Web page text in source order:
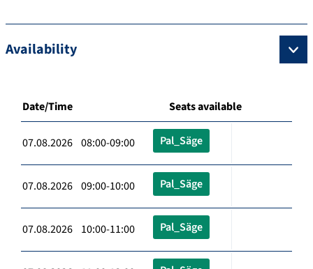
Availability
Date/Time Seats available
07.08.2026 08:00-09:00 Pal_Säge
07.08.2026 09:00-10:00 Pal_Säge
07.08.2026 10:00-11:00 Pal_Säge